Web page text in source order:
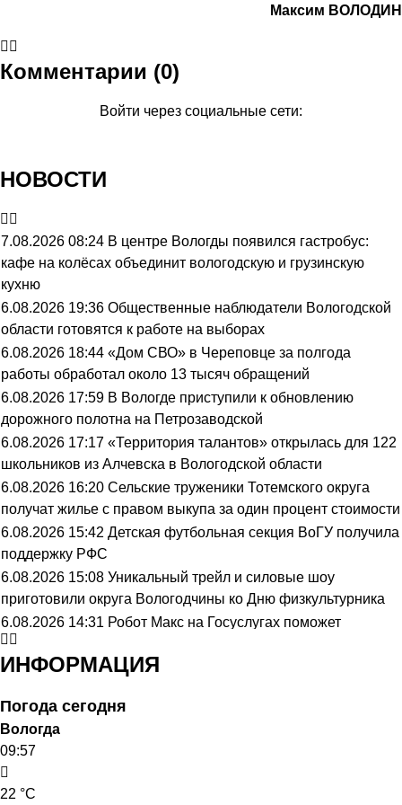
Максим ВОЛОДИН
Комментарии (0)
Войти через социальные сети:
НОВОСТИ
7.08.2026 08:24 В центре Вологды появился гастробус:
кафе на колёсах объединит вологодскую и грузинскую
кухню
6.08.2026 19:36 Общественные наблюдатели Вологодской
области готовятся к работе на выборах
6.08.2026 18:44 «Дом СВО» в Череповце за полгода
работы обработал около 13 тысяч обращений
6.08.2026 17:59 В Вологде приступили к обновлению
дорожного полотна на Петрозаводской
6.08.2026 17:17 «Территория талантов» открылась для 122
школьников из Алчевска в Вологодской области
6.08.2026 16:20 Сельские труженики Тотемского округа
получат жилье с правом выкупа за один процент стоимости
6.08.2026 15:42 Детская футбольная секция ВоГУ получила
поддержку РФС
6.08.2026 15:08 Уникальный трейл и силовые шоу
приготовили округа Вологодчины ко Дню физкультурника
6.08.2026 14:31 Робот Макс на Госуслугах поможет
вологжанам оформить выплату на первоклассника
6.08.2026 14:00 Вологодская область подтвердила курс на
материалом
6.08.2026 13:28
доступность медпомощи для жителей Вологодской области
6.08.2026 12:42
бронзу на Russia Open - 2026
ИНФОРМАЦИЯ
Погода сегодня
Вологда
09:57
22 °C